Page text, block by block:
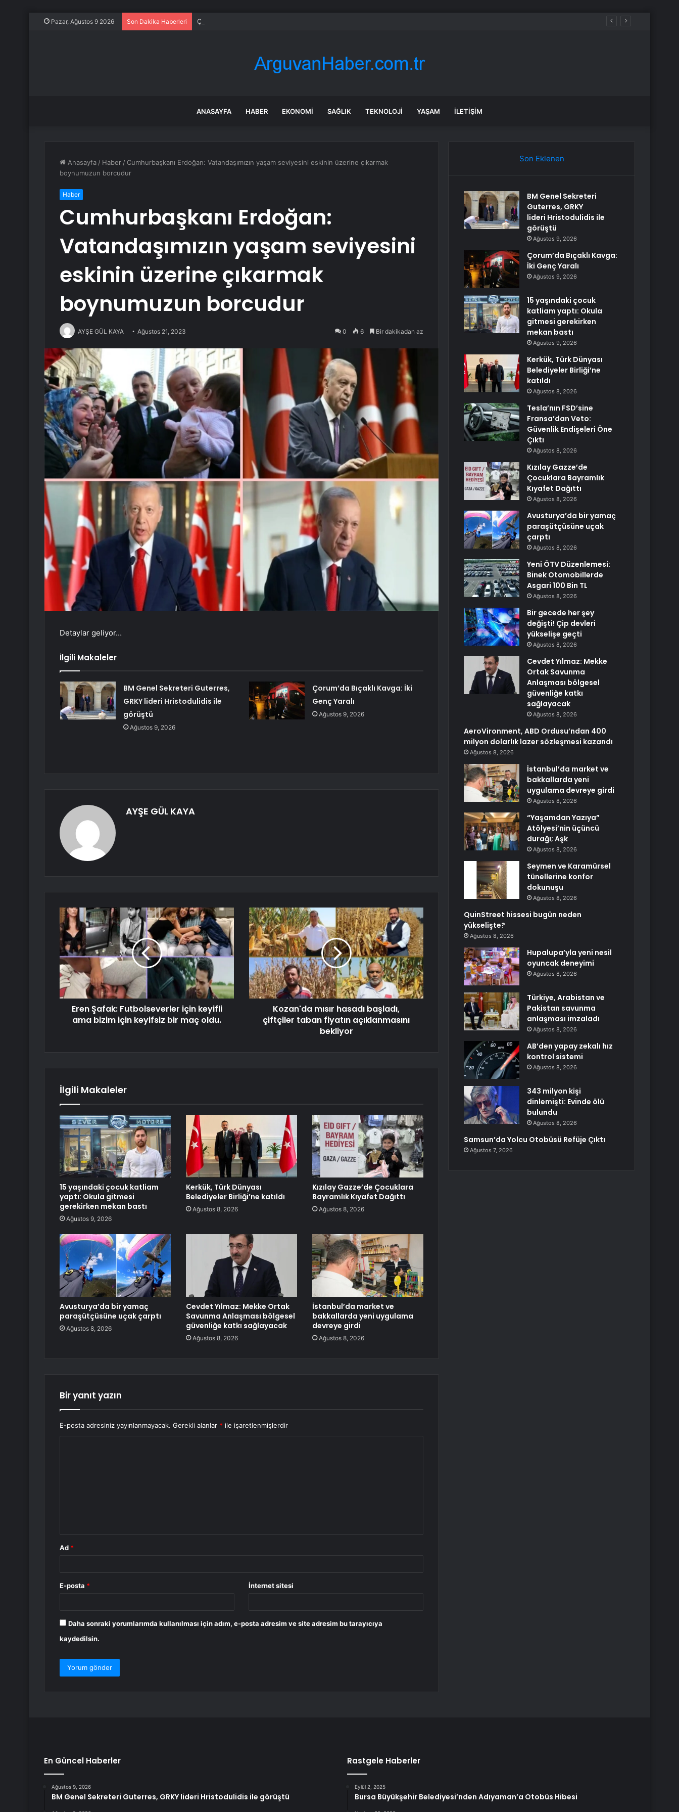
Pazar, Ağustos 9 2026 Son Dakika Haberleri Çorum’da Bıçaklı Kavga: İki Genç Yaralı
ANASAYFA HABER EKONOMI SAĞLIK TEKNOLOJI YAŞAM İLETIŞIM
Anasayfa / Haber / Cumhurbaşkanı Erdoğan: Vatandaşımızın yaşam seviyesini eskinin üzerine çıkarmak
boynumuzun borcudur
Haber
Cumhurbaşkanı Erdoğan:
Vatandaşımızın yaşam seviyesini
eskinin üzerine çıkarmak
boynumuzun borcudur
AYŞE GÜL KAYA Ağustos 21, 2023 0 6 Bir dakikadan az
Detaylar geliyor…
İlgili Makaleler
BM Genel Sekreteri Guterres,
GRKY lideri Hristodulidis ile
görüştü
Ağustos 9, 2026
Çorum’da Bıçaklı Kavga: İki
Genç Yaralı
Ağustos 9, 2026
AYŞE GÜL KAYA
Eren Şafak: Futbolseverler için keyifli
ama bizim için keyifsiz bir maç oldu.
Kozan'da mısır hasadı başladı,
çiftçiler taban fiyatın açıklanmasını
bekliyor
İlgili Makaleler
15 yaşındaki çocuk katliam
yaptı: Okula gitmesi
gerekirken mekan bastı
Ağustos 9, 2026
Kerkük, Türk Dünyası
Belediyeler Birliği’ne katıldı
Ağustos 8, 2026
Kızılay Gazze’de Çocuklara
Bayramlık Kıyafet Dağıttı
Ağustos 8, 2026
Avusturya’da bir yamaç
paraşütçüsüne uçak çarptı
Ağustos 8, 2026
Cevdet Yılmaz: Mekke Ortak
Savunma Anlaşması bölgesel
güvenliğe katkı sağlayacak
Ağustos 8, 2026
İstanbul’da market ve
bakkallarda yeni uygulama
devreye girdi
Ağustos 8, 2026
Bir yanıt yazın
E-posta adresiniz yayınlanmayacak. Gerekli alanlar * ile işaretlenmişlerdir
Ad *
E-posta * İnternet sitesi
Daha sonraki yorumlarımda kullanılması için adım, e-posta adresim ve site adresim bu tarayıcıya
kaydedilsin.
Son Eklenen
BM Genel Sekreteri
Guterres, GRKY
lideri Hristodulidis ile
görüştü
Ağustos 9, 2026
Çorum’da Bıçaklı Kavga:
İki Genç Yaralı
Ağustos 9, 2026
15 yaşındaki çocuk
katliam yaptı: Okula
gitmesi gerekirken
mekan bastı
Ağustos 9, 2026
Kerkük, Türk Dünyası
Belediyeler Birliği’ne
katıldı
Ağustos 8, 2026
Tesla’nın FSD’sine
Fransa’dan Veto:
Güvenlik Endişeleri Öne
Çıktı
Ağustos 8, 2026
Kızılay Gazze’de
Çocuklara Bayramlık
Kıyafet Dağıttı
Ağustos 8, 2026
Avusturya’da bir yamaç
paraşütçüsüne uçak
çarptı
Ağustos 8, 2026
Yeni ÖTV Düzenlemesi:
Binek Otomobillerde
Asgari 100 Bin TL
Ağustos 8, 2026
Bir gecede her şey
değişti! Çip devleri
yükselişe geçti
Ağustos 8, 2026
Cevdet Yılmaz: Mekke
Ortak Savunma
Anlaşması bölgesel
güvenliğe katkı
sağlayacak
Ağustos 8, 2026
AeroVironment, ABD Ordusu’ndan 400
milyon dolarlık lazer sözleşmesi kazandı
Ağustos 8, 2026
İstanbul’da market ve
bakkallarda yeni
uygulama devreye girdi
Ağustos 8, 2026
“Yaşamdan Yazıya”
Atölyesi’nin üçüncü
durağı; Aşk
Ağustos 8, 2026
Seymen ve Karamürsel
tünellerine konfor
dokunuşu
Ağustos 8, 2026
QuinStreet hissesi bugün neden
yükselişte?
Ağustos 8, 2026
Hupalupa’yla yeni nesil
oyuncak deneyimi
Ağustos 8, 2026
Türkiye, Arabistan ve
Pakistan savunma
anlaşması imzaladı
Ağustos 8, 2026
AB’den yapay zekalı hız
kontrol sistemi
Ağustos 8, 2026
343 milyon kişi
dinlemişti: Evinde ölü
bulundu
Ağustos 8, 2026
Samsun’da Yolcu Otobüsü Refüje Çıktı
Ağustos 7, 2026
En Güncel Haberler
Ağustos 9, 2026
BM Genel Sekreteri Guterres, GRKY lideri Hristodulidis ile görüştü
Rastgele Haberler
Eylül 2, 2025
Bursa Büyükşehir Belediyesi’nden Adıyaman’a Otobüs Hibesi